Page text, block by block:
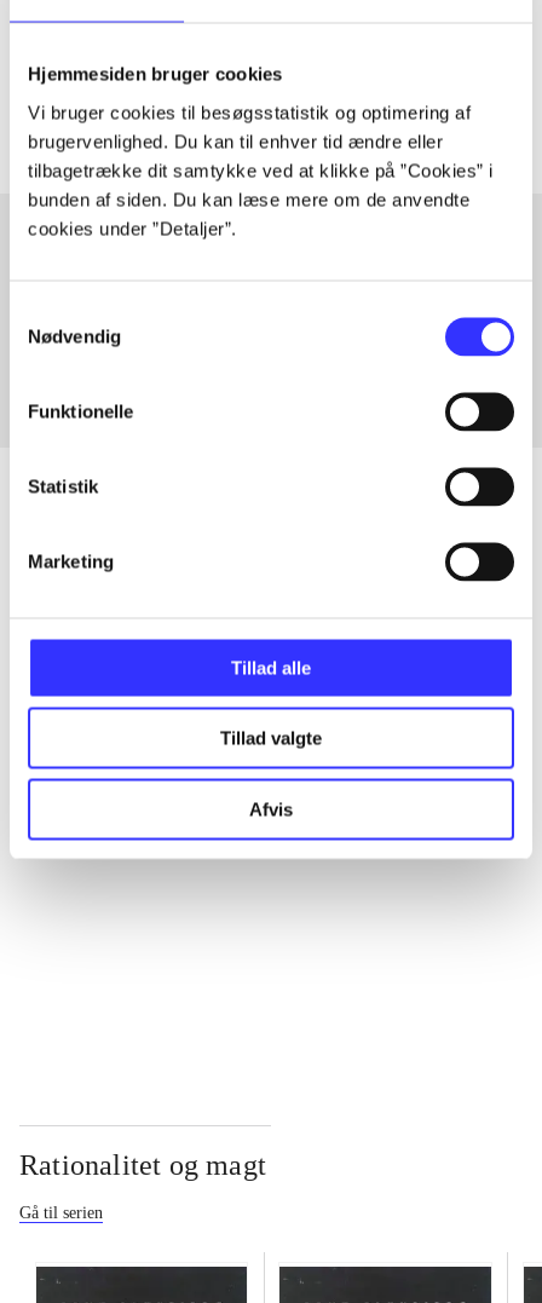
Hjemmesiden bruger cookies
Vi bruger cookies til besøgsstatistik og optimering af
brugervenlighed. Du kan til enhver tid ændre eller
tilbagetrække dit samtykke ved at klikke på ”Cookies” i
bunden af siden. Du kan læse mere om de anvendte
cookies under ”Detaljer”.
Nødvendig
Funktionelle
Statistik
Marketing
Tillad alle
Tillad valgte
Afvis
Artiklerne i handler ofte om
Fra
Artikler
Rationalitet og magt
Gå til serien